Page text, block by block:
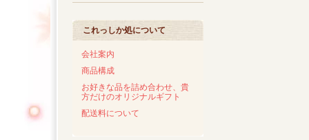
これっしか処について
会社案内
商品構成
お好きな品を詰め合わせ、貴
方だけのオリジナルギフト
配送料について